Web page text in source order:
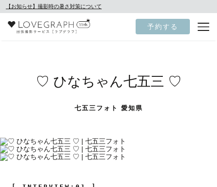
【お知らせ】撮影時の暑さ対策について
予約する
♡ ひなちゃん七五三 ♡
七五三フォト 愛知県